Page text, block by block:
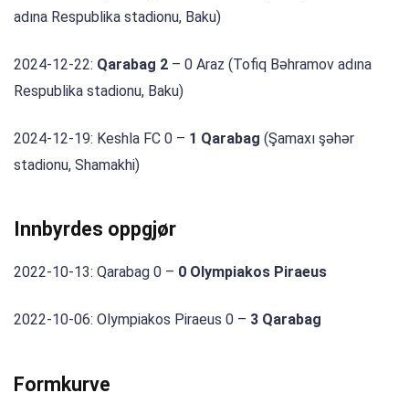
adına Respublika stadionu, Baku)
2024-12-22: Qarabag 2 – 0 Araz (Tofiq Bəhramov adına
Respublika stadionu, Baku)
2024-12-19: Keshla FC 0 – 1 Qarabag (Şamaxı şəhər
stadionu, Shamakhi)
Innbyrdes oppgjør
2022-10-13: Qarabag 0 – 0 Olympiakos Piraeus
2022-10-06: Olympiakos Piraeus 0 – 3 Qarabag
Formkurve